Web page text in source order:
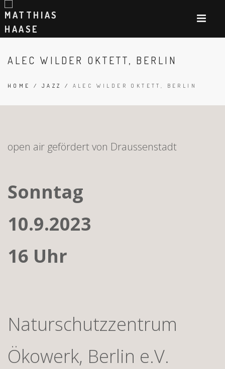
ALEC WILDER OKTETT, BERLIN
HOME / JAZZ / ALEC WILDER OKTETT, BERLIN
open air gefördert von Draussenstadt
Sonntag
10.9.2023
16 Uhr
Naturschutzzentrum
Ökowerk, Berlin e.V.